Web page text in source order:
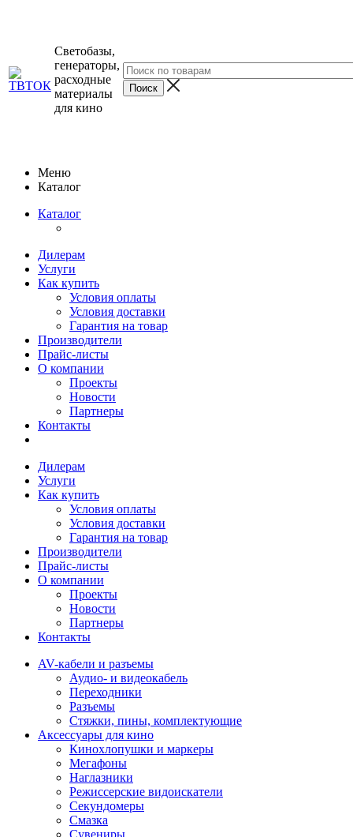
Светобазы,
генераторы,
расходные
материалы
для кино
Меню
Каталог
Каталог
Дилерам
Услуги
Как купить
Условия оплаты
Условия доставки
Гарантия на товар
Производители
Прайс-листы
О компании
Проекты
Новости
Партнеры
Контакты
Дилерам
Услуги
Как купить
Условия оплаты
Условия доставки
Гарантия на товар
Производители
Прайс-листы
О компании
Проекты
Новости
Партнеры
Контакты
AV-кабели и разъемы
Аудио- и видеокабель
Переходники
Разъемы
Стяжки, пины, комплектующие
Аксессуары для кино
Кинохлопушки и маркеры
Мегафоны
Наглазники
Режиссерские видоискатели
Секундомеры
Смазка
Сувениры